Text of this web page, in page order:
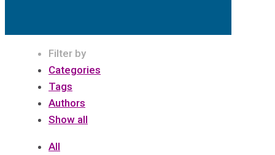
Filter by
Categories
Tags
Authors
Show all
All